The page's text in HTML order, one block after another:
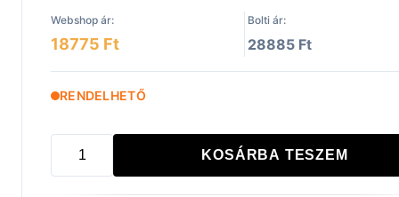
Webshop ár: Bolti ár:
18775 Ft 28885 Ft
RENDELHETŐ
WARRIORS
KOSÁRBA TESZEM